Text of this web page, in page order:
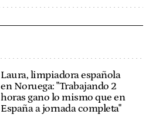
Laura, limpiadora española
en Noruega: "Trabajando 2
horas gano lo mismo que en
España a jornada completa"